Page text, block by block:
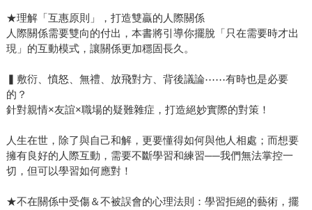
★理解「互惠原則」，打造雙贏的人際關係
人際關係需要雙向的付出，本書將引導你擺脫「只在需要時才出
現」的互動模式，讓關係更加穩固長久。
▍敷衍、憤怒、無禮、放飛對方、背後議論⋯⋯有時也是必要
的？
針對親情×友誼×職場的疑難雜症，打造絕妙實際的對策！
人生在世，除了與自己和解，更要懂得如何與他人相處；而想要
擁有良好的人際互動，需要不斷學習和練習──我們無法掌控一
切，但可以學習如何應對！
★不在關係中受傷＆不被誤會的心理法則：學習拒絕的藝術，擺